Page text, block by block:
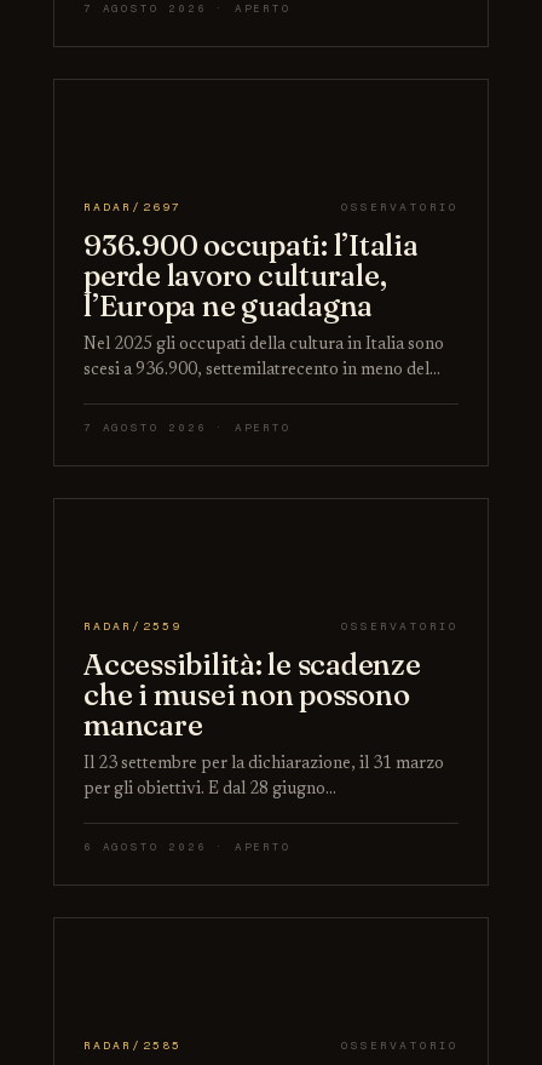
7 AGOSTO 2026 · APERTO
RADAR/2697 OSSERVATORIO
936.900 occupati: l’Italia
perde lavoro culturale,
l’Europa ne guadagna
Nel 2025 gli occupati della cultura in Italia sono
scesi a 936.900, settemilatrecento in meno del…
7 AGOSTO 2026 · APERTO
RADAR/2559 OSSERVATORIO
Accessibilità: le scadenze
che i musei non possono
mancare
Il 23 settembre per la dichiarazione, il 31 marzo
per gli obiettivi. E dal 28 giugno…
6 AGOSTO 2026 · APERTO
RADAR/2585 OSSERVATORIO